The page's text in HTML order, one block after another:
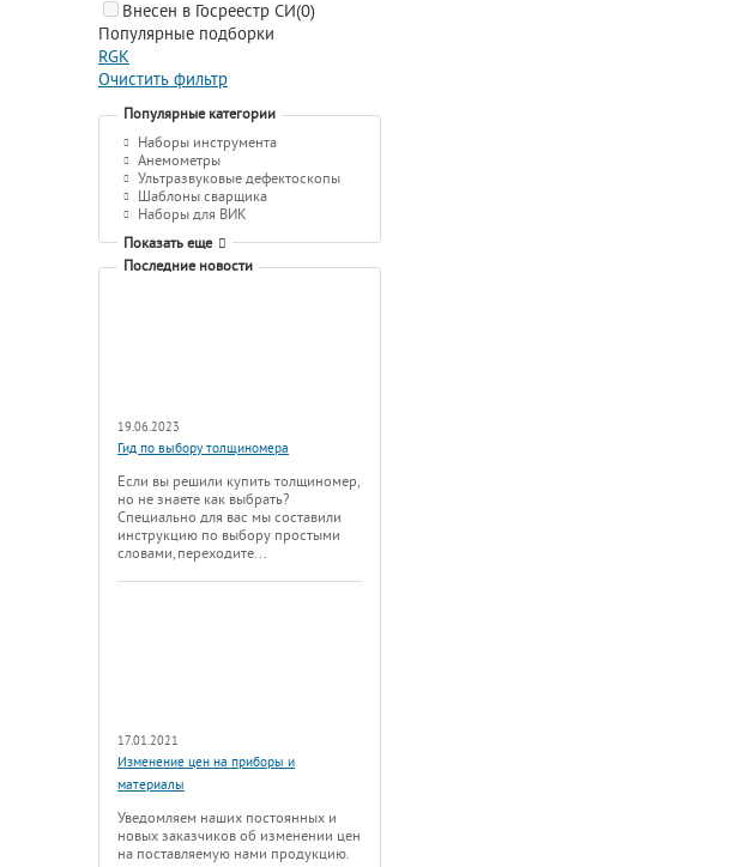
Внесен в Госреестр СИ(0)
Популярные подборки
RGK
Очистить фильтр
Популярные категории
Наборы инструмента
Анемометры
Ультразвуковые дефектоскопы
Шаблоны сварщика
Наборы для ВИК
Показать еще
Последние новости
19.06.2023
Гид по выбору толщиномера
Если вы решили купить толщиномер,
но не знаете как выбрать?
Специально для вас мы составили
инструкцию по выбору простыми
словами, переходите...
17.01.2021
Изменение цен на приборы и
материалы
Уведомляем наших постоянных и
новых заказчиков об изменении цен
на поставляемую нами продукцию.